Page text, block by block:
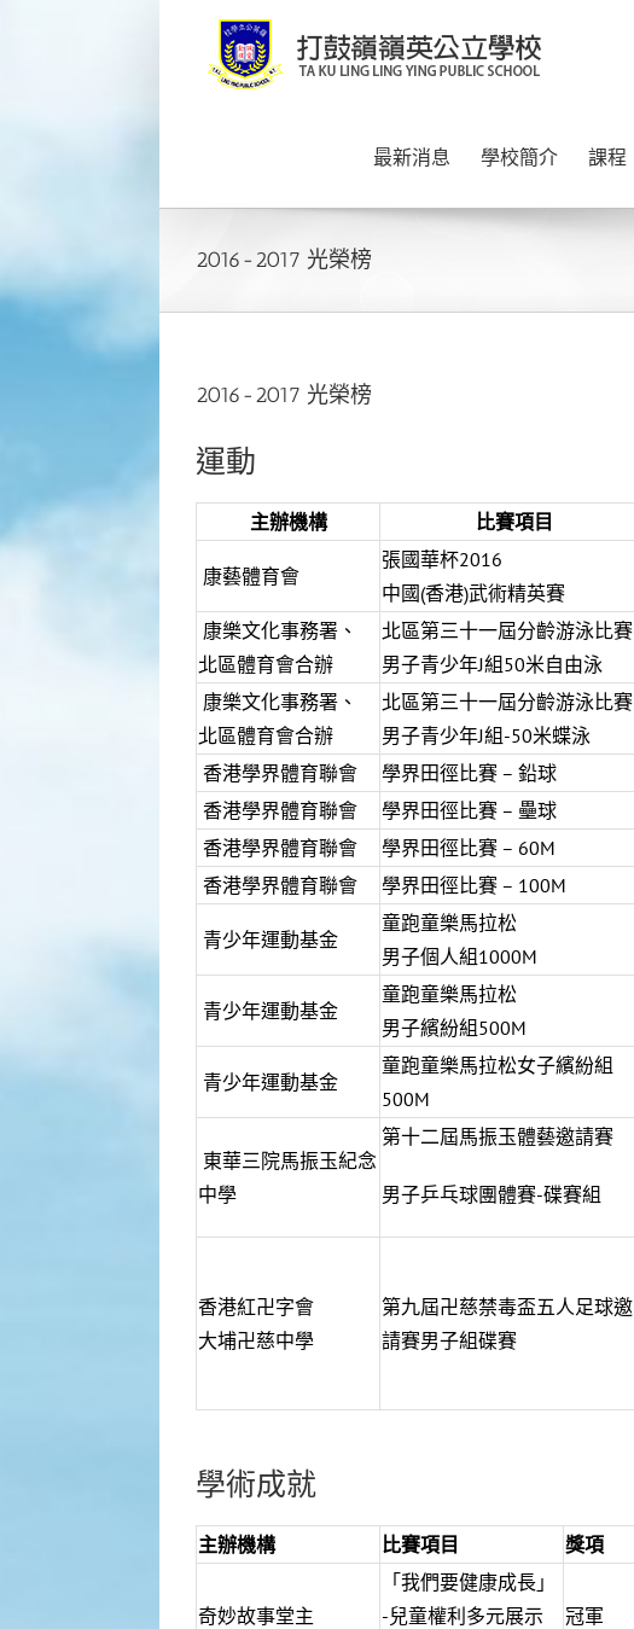
最新消息 學校簡介 課程
2016-2017 光榮榜
2016-2017 光榮榜
運動
主辦機構 比賽項目
康藝體育會
張國華杯2016
中國(香港)武術精英賽
康樂文化事務署、
北區體育會合辦
北區第三十一屆分齡游泳比賽
男子青少年J組50米自由泳
康樂文化事務署、
北區體育會合辦
北區第三十一屆分齡游泳比賽
男子青少年J組-50米蝶泳
香港學界體育聯會 學界田徑比賽 – 鉛球
香港學界體育聯會
學界田徑比賽 – 壘球
香港學界體育聯會
學界田徑比賽 – 60M
香港學界體育聯會
學界田徑比賽 – 100M
青少年運動基金
童跑童樂馬拉松
男子個人組1000M
青少年運動基金
童跑童樂馬拉松
男子繽紛組500M
青少年運動基金
童跑童樂馬拉松女子繽紛組
500M
東華三院馬振玉紀念
中學
第十二屆馬振玉體藝邀請賽
男子乒乓球團體賽-碟賽組
香港紅卍字會
大埔卍慈中學
第九屆卍慈禁毒盃五人足球邀
請賽男子組碟賽
學術成就
主辦機構 比賽項目 獎項
奇妙故事堂主
「我們要健康成長」
-兒童權利多元展示
冠軍